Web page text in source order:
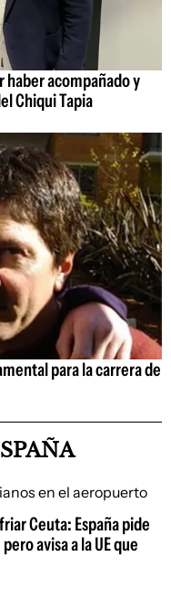
haber acompañado y
Chiqui Tapia
para la carrera de
Ceuta: España pide
avisa a la UE que